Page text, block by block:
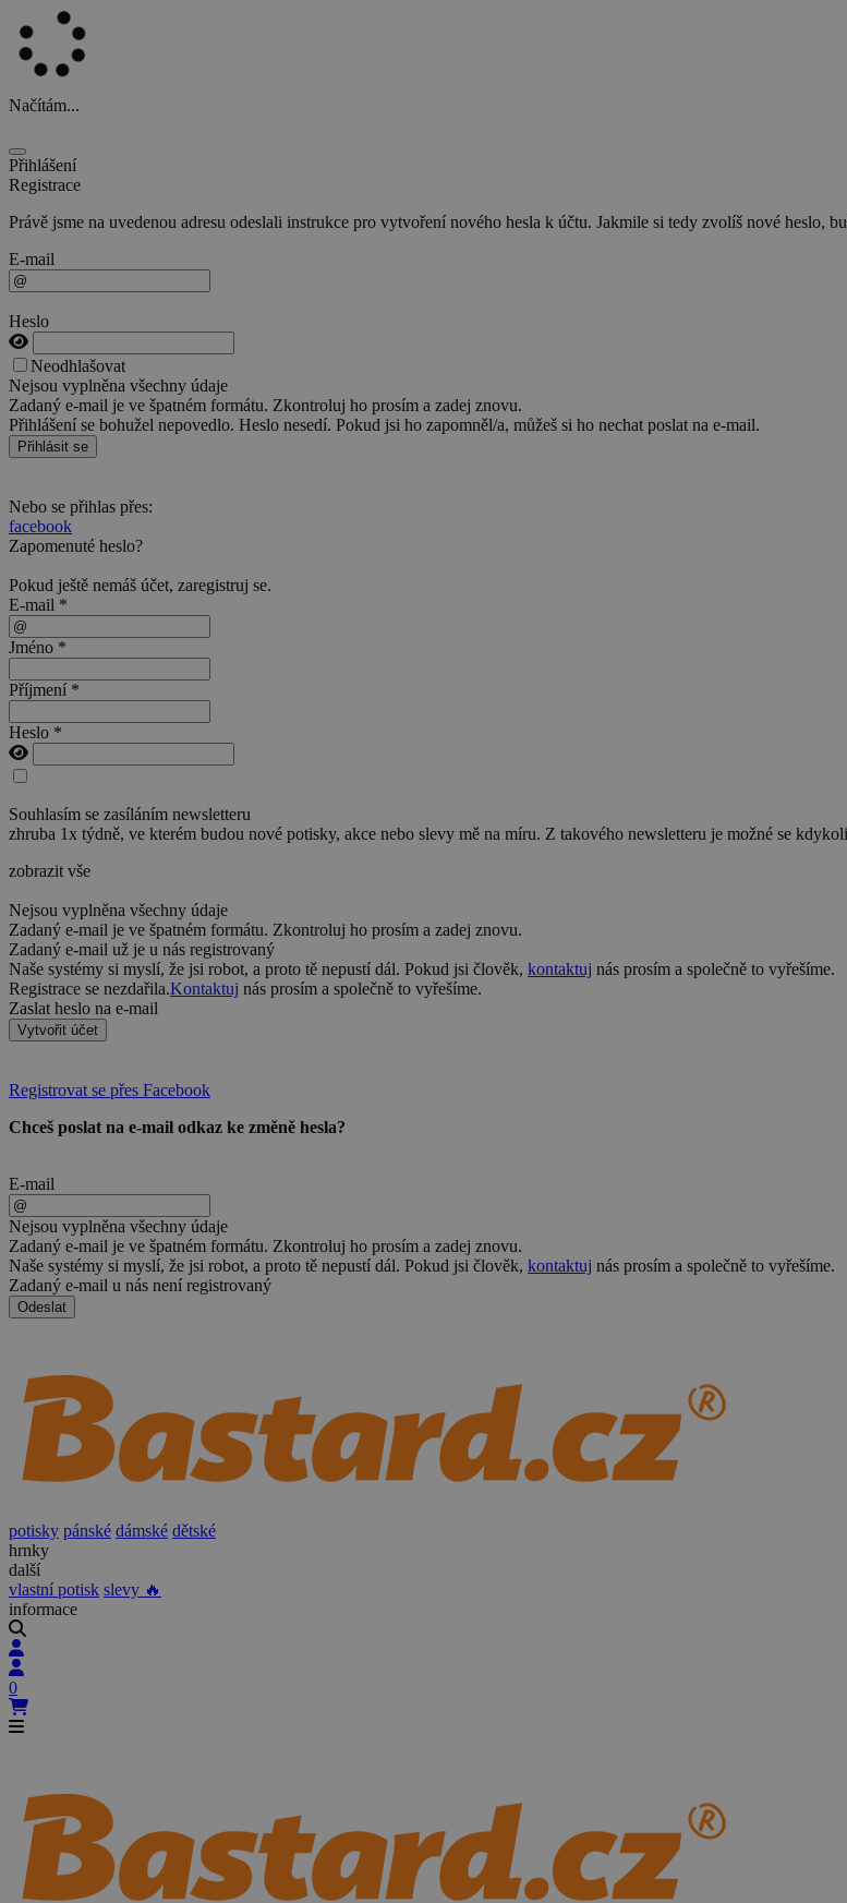
Načítám...
Přihlášení
Registrace
Právě jsme na uvedenou adresu odeslali instrukce pro vytvoření nového hesla k účtu. Jakmile si tedy zvolíš nové heslo,
E-mail
Heslo
Neodhlašovat
Nejsou vyplněna všechny údaje
Zadaný e-mail je ve špatném formátu. Zkontroluj ho prosím a zadej znovu.
Přihlášení se bohužel nepovedlo. Heslo nesedí. Pokud jsi ho zapomněl/a, můžeš si ho nechat poslat na e-mail.
Přihlásit se
Nebo se přihlas přes:
facebook
Zapomenuté heslo?
Pokud ještě nemáš účet, zaregistruj se.
E-mail *
Jméno *
Příjmení *
Heslo *
Souhlasím se zasíláním newsletteru
zhruba 1x týdně, ve kterém budou nové potisky, akce nebo slevy mě na míru. Z takového newsletteru je možné se
zobrazit vše
Nejsou vyplněna všechny údaje
Zadaný e-mail je ve špatném formátu. Zkontroluj ho prosím a zadej znovu.
Zadaný e-mail už je u nás registrovaný
Naše systémy si myslí, že jsi robot, a proto tě nepustí dál. Pokud jsi člověk, kontaktuj nás prosím a společně to vyřešíme.
Registrace se nezdařila.Kontaktuj nás prosím a společně to vyřešíme.
Zaslat heslo na e-mail
Vytvořit účet
Registrovat se přes Facebook
Chceš poslat na e-mail odkaz ke změně hesla?
E-mail
Nejsou vyplněna všechny údaje
Zadaný e-mail je ve špatném formátu. Zkontroluj ho prosím a zadej znovu.
Naše systémy si myslí, že jsi robot, a proto tě nepustí dál. Pokud jsi člověk, kontaktuj nás prosím a společně to vyřešíme.
Zadaný e-mail u nás není registrovaný
Odeslat
potisky pánské dámské dětské
hrnky
další
vlastní potisk slevy 🔥
informace
0